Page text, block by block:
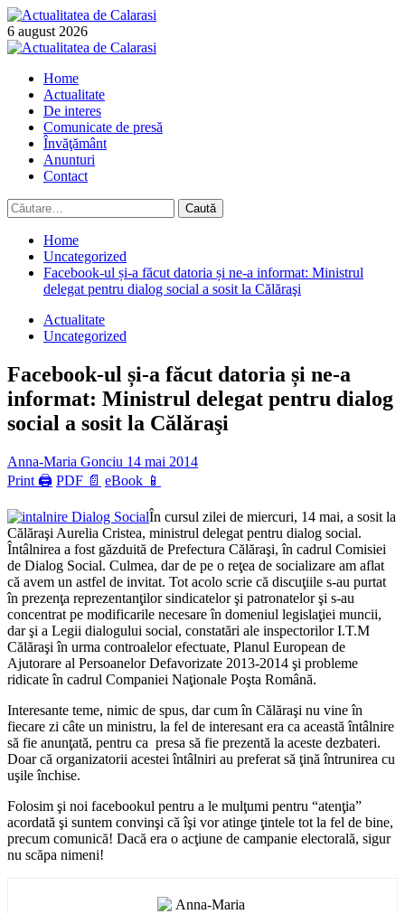
Skip
to
content
6 august 2026
Primary
Home
Actualitate
De interes
Comunicate de presă
Învăţământ
Anunturi
Contact
Caută
după:
Home
Uncategorized
Facebook-ul și-a făcut datoria și ne-a informat: Ministrul
delegat pentru dialog social a sosit la Călăraşi
Actualitate
Uncategorized
Facebook-ul și-a făcut datoria și ne-a
informat: Ministrul delegat pentru dialog
social a sosit la Călăraşi
Anna-Maria Gonciu 14 mai 2014
Print 🖨 PDF 📄 eBook 📱
În cursul zilei de miercuri, 14 mai, a sosit la
Călăraşi Aurelia Cristea, ministrul delegat pentru dialog social.
Întâlnirea a fost găzduită de Prefectura Călăraşi, în cadrul Comisiei
de Dialog Social. Culmea, dar de pe o reţea de socializare am aflat
că avem un astfel de invitat. Tot acolo scrie că discuţiile s-au purtat
în prezenţa reprezentanţilor sindicatelor şi patronatelor şi s-au
concentrat pe modificarile necesare în domeniul legislaţiei muncii,
dar şi a Legii dialogului social, constatări ale inspectorilor I.T.M
Călăraşi în urma controalelor efectuate, Planul European de
Ajutorare al Persoanelor Defavorizate 2013-2014 şi probleme
ridicate în cadrul Companiei Naţionale Poşta Română.
Interesante teme, nimic de spus, dar cum în Călăraşi nu vine în
fiecare zi câte un ministru, la fel de interesant era ca această întâlnire
să fie anunţată, pentru ca presa să fie prezentă la aceste dezbateri.
Doar că organizatorii acestei întâlniri au preferat să ţină întrunirea cu
uşile închise.
Folosim şi noi facebookul pentru a le mulţumi pentru “atenţia”
acordată şi suntem convinşi că îşi vor atinge ţintele tot la fel de bine,
precum comunică! Dacă era o acţiune de campanie electorală, sigur
nu scăpa nimeni!